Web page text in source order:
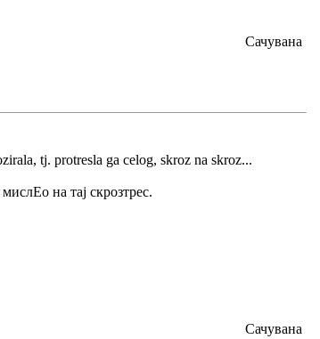
Сачувана
tj. protresla ga celog, skroz na skroz...
на тај скрозтрес.
Сачувана